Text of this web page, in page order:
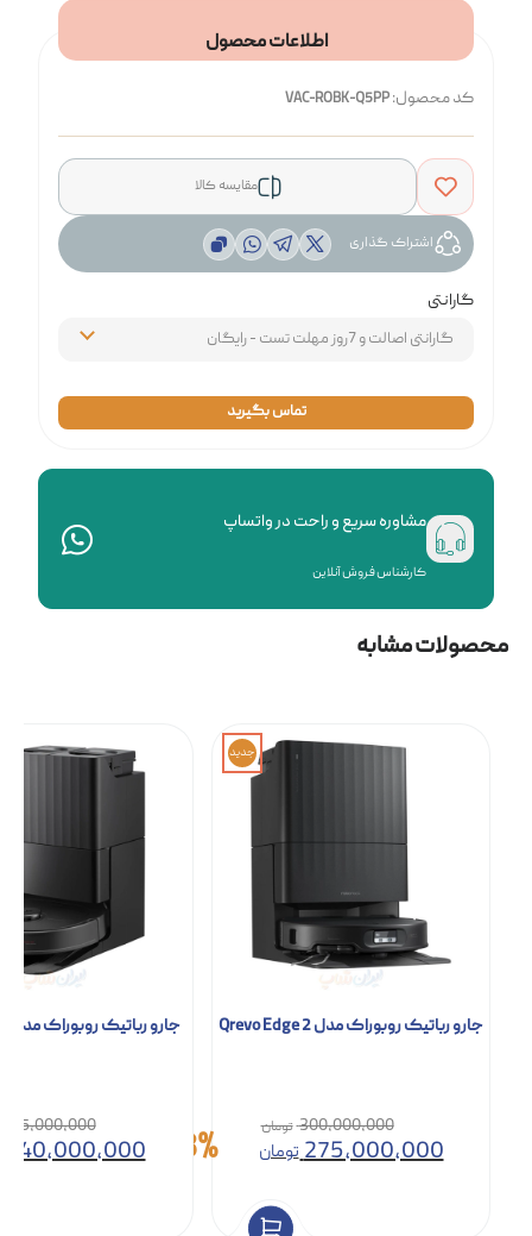
اطلاعات محصول
کد محصول:VAC-ROBK-Q5PP
مقایسه کالا
اشتراک گذاری
گارانتی
تماس بگیرید
مشاوره سریع و راحت در واتساپ
کارشناس فروش آنلاین
محصولات مشابه
جدید
جارو رباتیک روبوراک مدل Qrevo Edge 2
300,000,000
275,000,000تومان 8%
جارو رباتیک روبوراک مدل Qrevo S Pro
155,000,000
140,000,000